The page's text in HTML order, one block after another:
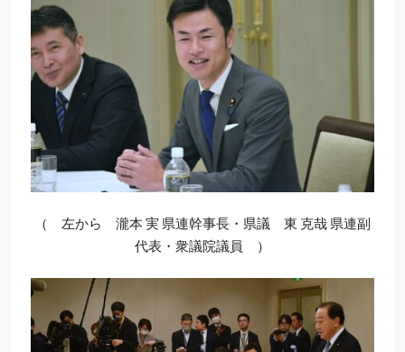
（ 左から 瀧本 実 県連幹事長・県議 東 克哉 県連副
代表・衆議院議員 ）